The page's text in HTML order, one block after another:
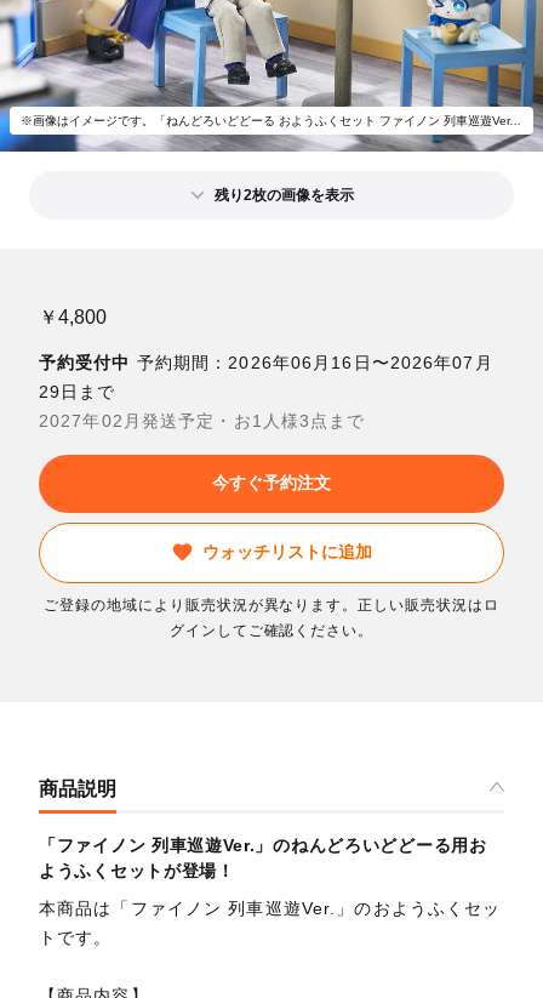
※画像はイメージです。「ねんどろいどどーる おようふくセット ファイノン 列車巡遊Ver. 」以外は付属いたしません。
残り2枚の画像を表示
￥4,800
予約受付中 予約期間：2026年06月16日〜2026年07月
29日まで
2027年02月発送予定・お1人様3点まで
今すぐ予約注文
ウォッチリストに追加
ご登録の地域により販売状況が異なります。正しい販売状況はロ
グインしてご確認ください。
商品説明
「ファイノン 列車巡遊Ver.」のねんどろいどどーる用お
ようふくセットが登場！
本商品は「ファイノン 列車巡遊Ver.」のおようふくセッ
トです。